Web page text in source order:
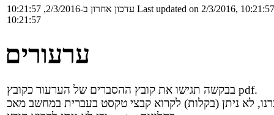
עדכון אחרון ב-2/3/2016, 10:21:57 Last updated on 2/3/2016, 10:21:57
10:21:57
ערעורים
בבקשה תגישו את קובץ ההסברים של הערעור כקובץ pdf.